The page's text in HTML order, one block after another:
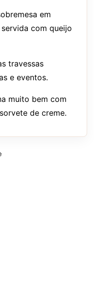
em
com queijo
travessas
e eventos.
muito bem com
de creme.